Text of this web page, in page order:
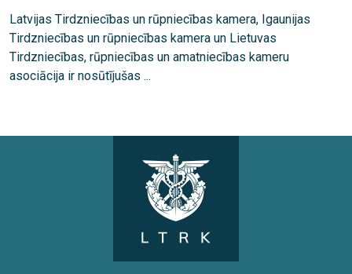
Latvijas Tirdzniecības un rūpniecības kamera, Igaunijas
Tirdzniecības un rūpniecības kamera un Lietuvas
Tirdzniecības, rūpniecības un amatniecības kameru
asociācija ir nosūtījušas ...